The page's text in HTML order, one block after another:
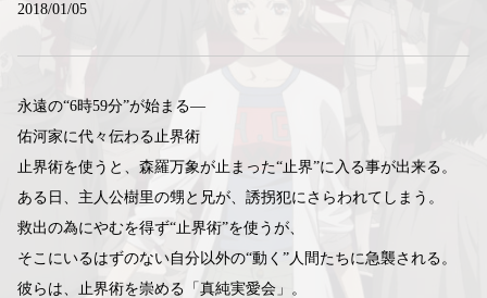
2018/01/05
永遠の“6時59分”が始まる―
佑河家に代々伝わる止界術
止界術を使うと、森羅万象が止まった“止界”に入る事が出来る。
ある日、主人公樹里の甥と兄が、誘拐犯にさらわれてしまう。
救出の為にやむを得ず“止界術”を使うが、
そこにいるはずのない自分以外の“動く”人間たちに急襲される。
彼らは、止界術を崇める「真純実愛会」。